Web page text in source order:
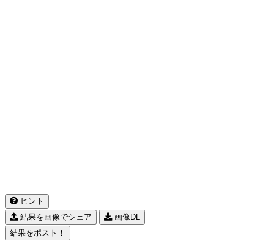
ヒント
結果を画像でシェア
画像DL
結果をポスト！